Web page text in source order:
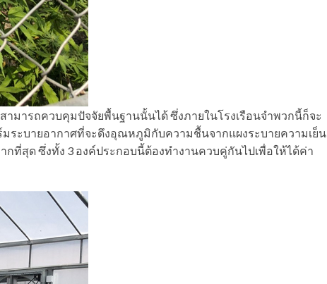
มารถควบคุมปัจจัยพื้นฐานนั้นได้ ซึ่งภายในโรงเรือนจำพวกนี้ก็จะ
มระบายอากาศที่จะดึงอุณหภูมิกับความชื้นจากแผงระบายความเย็น
ที่สุด ซึ่งทั้ง 3 องค์ประกอบนี้ต้องทำงานควบคู่กันไปเพื่อให้ได้ค่า